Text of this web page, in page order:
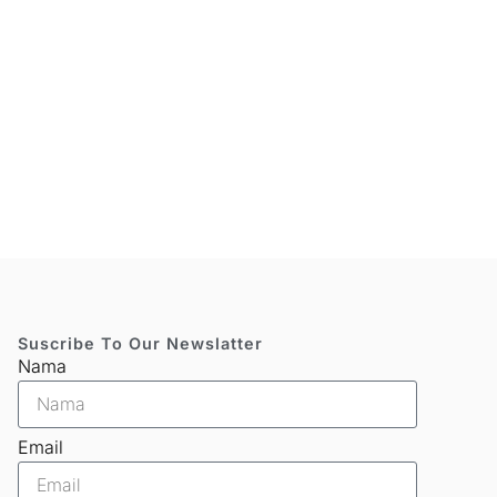
Suscribe To Our Newslatter
Nama
Email